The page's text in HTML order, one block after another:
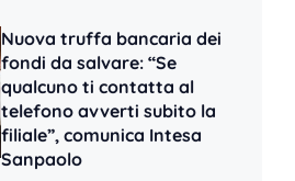
Nuova truffa bancaria dei
fondi da salvare: “Se
qualcuno ti contatta al
telefono avverti subito la
filiale”, comunica Intesa
Sanpaolo